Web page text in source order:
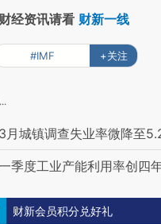
经资讯请看 财新一线
#IMF +关注
月城镇调查失业率微降至
季度工业产能利用率创四
财新会员积分兑好礼